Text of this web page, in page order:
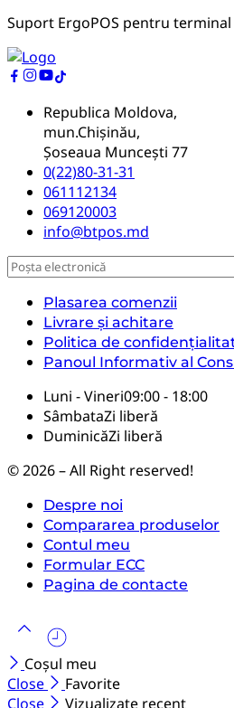
Suport ErgoPOS pentru
Republica Moldova,
mun.Chișinău,
Șoseaua Muncești 77
0(22)80-31-31
061112134
069120003
info@btpos.md
Plasarea comenzii
Livrare și achitare
Politica de
Panoul Informativ al
Luni - Vineri09:00 - 18:00
SâmbataZi liberă
DuminicăZi liberă
© 2026 – All Right reserved!
Despre noi
Compararea produselor
Contul meu
Formular ECC
Pagina de contacte
Coșul meu
Close
Favorite
Close
Vizualizate recent